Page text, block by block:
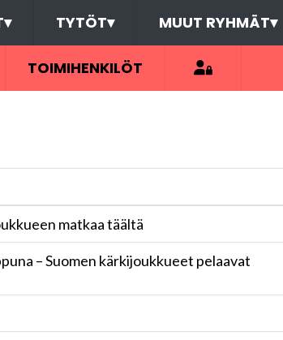
▾ TYTÖT▾ MUUT RYHMÄT▾
TOIMIHENKILÖT
matkaa täältä
– Suomen kärkijoukkueet pelaavat